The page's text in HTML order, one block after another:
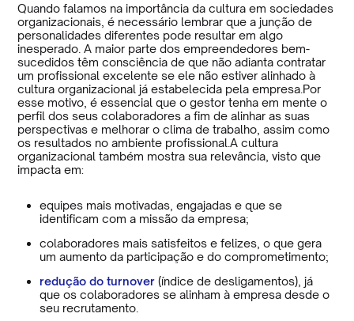
Quando falamos na importância da cultura em sociedades
organizacionais, é necessário lembrar que a junção de
personalidades diferentes pode resultar em algo
inesperado. A maior parte dos empreendedores bem-
sucedidos têm consciência de que não adianta contratar
um profissional excelente se ele não estiver alinhado à
cultura organizacional já estabelecida pela empresa.Por
esse motivo, é essencial que o gestor tenha em mente o
perfil dos seus colaboradores a fim de alinhar as suas
perspectivas e melhorar o clima de trabalho, assim como
os resultados no ambiente profissional.A cultura
organizacional também mostra sua relevância, visto que
impacta em:
equipes mais motivadas, engajadas e que se
identificam com a missão da empresa;
colaboradores mais satisfeitos e felizes, o que gera
um aumento da participação e do comprometimento;
redução do turnover (índice de desligamentos), já
que os colaboradores se alinham à empresa desde o
seu recrutamento.